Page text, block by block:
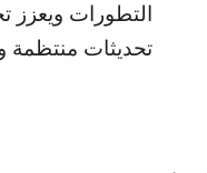
التطورات ويعزز
تحديثات